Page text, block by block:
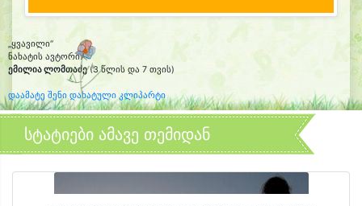
„ყვავილი“
ნახატის ავტორი:
ემილია ლომთაძე(3 წლის და 7 თვის)
დაამატე შენი დახატული კლიპარტი
სტატიები ამავე თემიდან